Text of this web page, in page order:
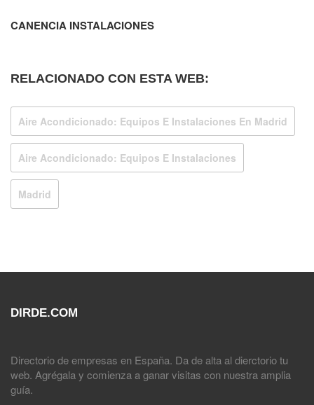
CANENCIA INSTALACIONES
RELACIONADO CON ESTA WEB:
Aire Acondicionado: Equipos E Instalaciones En Madrid
Aire Acondicionado: Equipos E Instalaciones
Madrid
DIRDE.COM
Directorio de empresas en España. Da de alta al dierctorio tu
web. Agrégala y comienza a ganar visitas con nuestra amplia
guía.